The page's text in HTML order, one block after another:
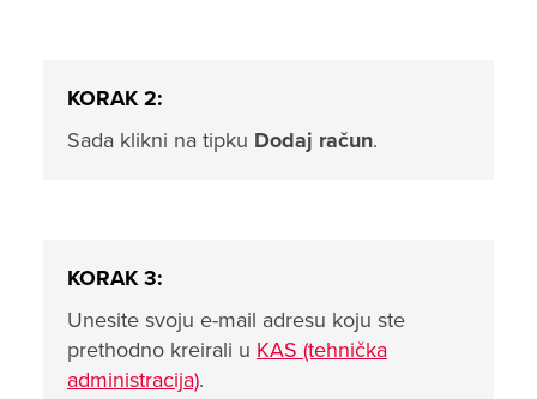
KORAK 2:
Sada klikni na tipku Dodaj račun.
KORAK 3:
Unesite svoju e-mail adresu koju ste
prethodno kreirali u KAS (tehnička
administracija).